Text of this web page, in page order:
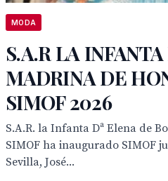
MODA
S.A.R LA
MADRINA DE
SIMOF 2026
S.A.R. la Infanta Dª Elena de
SIMOF ha inaugurado SIMOF
Sevilla, José...